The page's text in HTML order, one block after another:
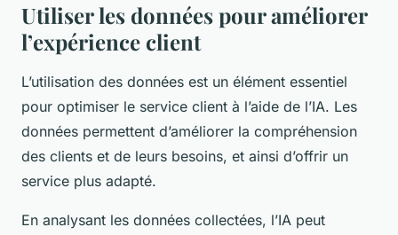
Utiliser les données pour améliorer
l’expérience client
L’utilisation des données est un élément essentiel
pour optimiser le service client à l’aide de l’IA. Les
données permettent d’améliorer la compréhension
des clients et de leurs besoins, et ainsi d’offrir un
service plus adapté.
En analysant les données collectées, l’IA peut